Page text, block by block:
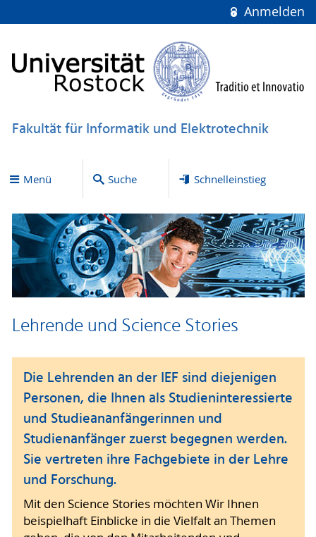
Anmelden
Fakultät für Informatik und Elektrotechnik
Menü Suche Schnelleinstieg
Lehrende und Science Stories
Die Lehrenden an der IEF sind diejenigen
Personen, die Ihnen als Studieninteressierte
und Studieananfängerinnen und
Studienanfänger zuerst begegnen werden.
Sie vertreten ihre Fachgebiete in der Lehre
und Forschung.
Mit den Science Stories möchten Wir Ihnen
beispielhaft Einblicke in die Vielfalt an Themen